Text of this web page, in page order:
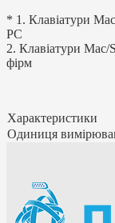
* 1. Клавіатури
PC
2. Клавіатури
фірм
Характеристики
Одиниця